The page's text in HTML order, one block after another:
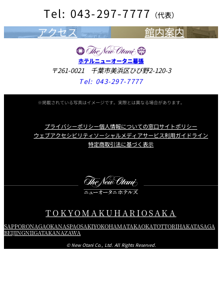
Tel: 043-297-7777 （代表）
アクセス 館内案内
ホテルニューオータニ幕張
〒261-0021 千葉市美浜区ひび野2-120-3
Tel: 043-297-7777
※掲載されている写真はイメージです。実際とは異なる場合があります。
プライバシーポリシー個人情報についての窓口サイトポリシー
ウェブアクセシビリティソーシャルメディアサービス利用ガイドライン
特定商取引法に基づく表示
TOKYOMAKUHARIOSAKA
SAPPORONAGAOKANASPAOSAKIYOKOHAMATAKAOKATOTTORIHAKATASAGA
BEIJINGNIIGATAKANAZAWA
© New Otani Co., Ltd. All Rights Reserved.